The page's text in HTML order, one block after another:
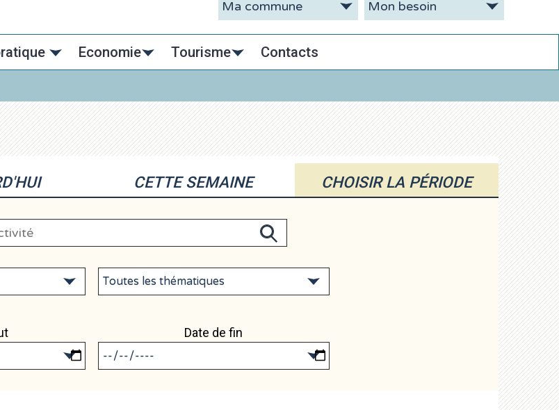
Economie Tourisme Contacts
CETTE SEMAINE CHOISIR LA PÉRIODE
Date de fin